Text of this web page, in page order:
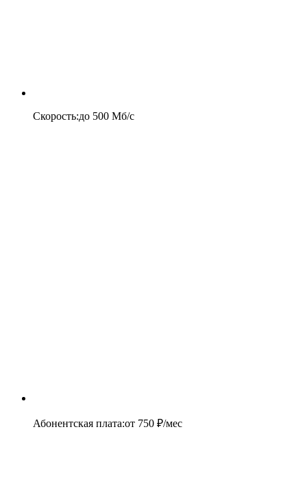
Скорость:до 500 Мб/c
Абонентская плата:от 750 ₽/мес